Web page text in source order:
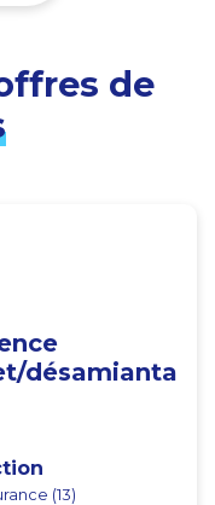
de
désamianta
(13)